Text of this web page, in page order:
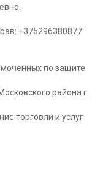
+375296380877
по защите
района г.
торговли и услуг